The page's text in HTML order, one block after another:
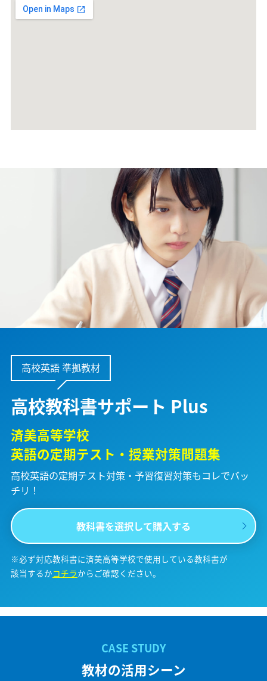
高校英語 準拠教材
高校教科書サポート Plus
済美高等学校
英語の定期テスト・授業対策問題集
高校英語の定期テスト対策・予習復習対策もコレでバッ
チリ！
教科書を選択して購入する
※必ず対応教科書に済美高等学校で使用している教科書が
該当するかコチラからご確認ください。
教材の活用シーン